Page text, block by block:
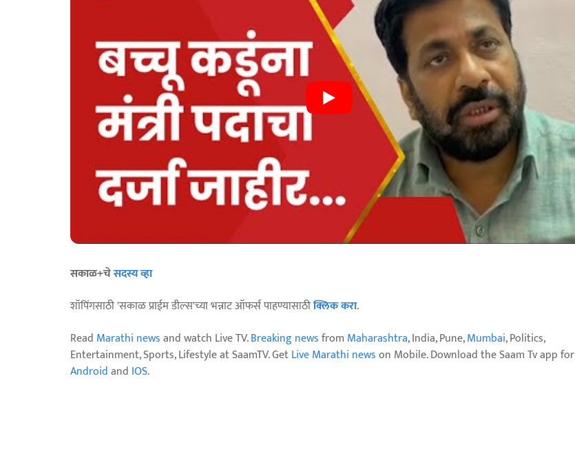
सकाळ+चेसदस्य व्हा
शॉपिंगसाठी 'सकाळ प्राईम डील्स'च्या भन्नाट ऑफर्स पाहण्यासाठीक्लिक करा.
Read Marathi newsand watch Live TV.Breaking newsfrom Maharashtra, India, Pune,Mumbai, Politics,
Entertainment, Sports, Lifestyle at SaamTV. GetLive Marathi newson Mobile. Download the Saam Tv app for
Androidand IOS.